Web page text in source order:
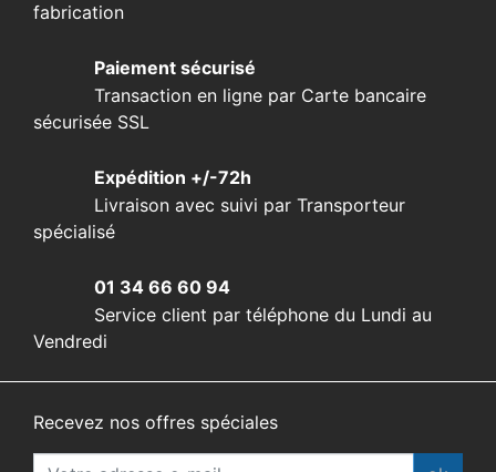
fabrication
Paiement sécurisé
Transaction en ligne par Carte bancaire
sécurisée SSL
Expédition +/-72h
Livraison avec suivi par Transporteur
spécialisé
01 34 66 60 94
Service client par téléphone du Lundi au
Vendredi
Recevez nos offres spéciales